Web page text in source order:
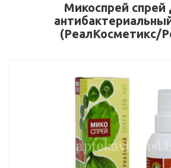
Микоспрей спрей
(РеалКосметикс/